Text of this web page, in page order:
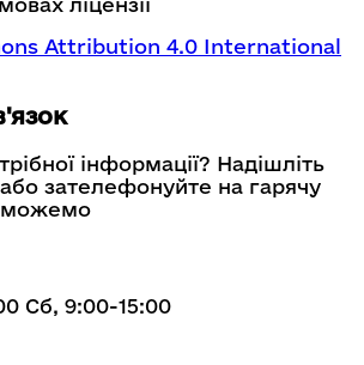
Attribution 4.0 International
інформації? Надішліть
зателефонуйте на гарячу
Сб, 9:00-15:00